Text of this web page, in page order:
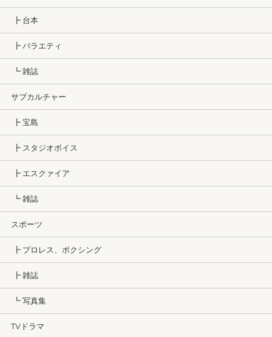
┣ 台本
┣ バラエティ
┗ 雑誌
サブカルチャー
┣ 宝島
┣ スタジオボイス
┣ エスクァイア
┗ 雑誌
スポーツ
┣ プロレス、ボクシング
┣ 雑誌
┗ 写真集
TVドラマ